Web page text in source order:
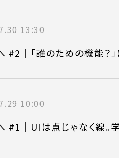
13:30
｜「誰のための機能？
10:00
#1｜UIは点じゃなく線。